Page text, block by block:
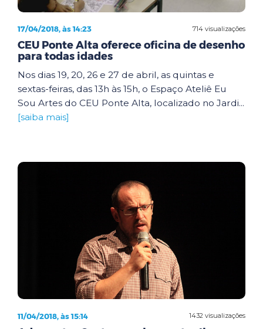
714 visualizações
17/04/2018, às 14:23
CEU Ponte Alta oferece oficina de desenho
para todas idades
Nos dias 19, 20, 26 e 27 de abril, as quintas e
sextas-feiras, das 13h às 15h, o Espaço Ateliê Eu
Sou Artes do CEU Ponte Alta, localizado no Jardi...
[saiba mais]
1432 visualizações
11/04/2018, às 15:14